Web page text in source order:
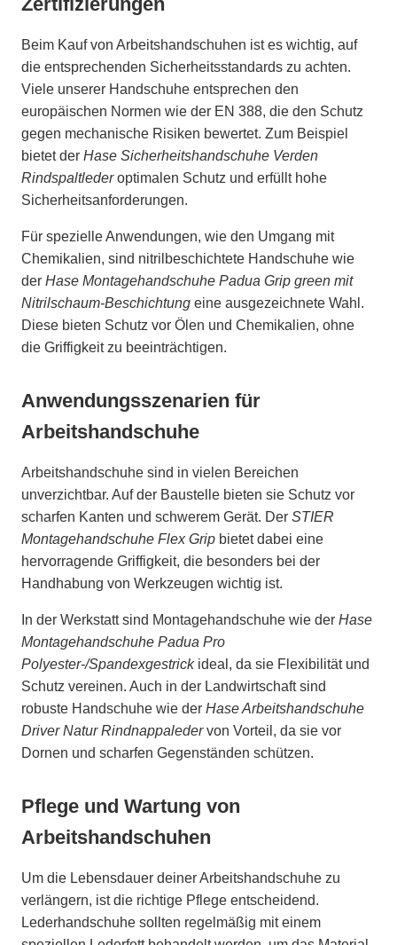
Beim Kauf von Arbeitshandschuhen ist es wichtig, auf
die entsprechenden Sicherheitsstandards zu achten.
Viele unserer Handschuhe entsprechen den
europäischen Normen wie der EN 388, die den Schutz
gegen mechanische Risiken bewertet. Zum Beispiel
bietet der Hase Sicherheitshandschuhe Verden
Rindspaltlederoptimalen Schutz und erfüllt hohe
Sicherheitsanforderungen.
Für spezielle Anwendungen, wie den Umgang mit
Chemikalien, sind nitrilbeschichtete Handschuhe wie
der Hase Montagehandschuhe Padua Grip green mit
Nitrilschaum-Beschichtung eine ausgezeichnete Wahl.
Diese bieten Schutz vor Ölen und Chemikalien, ohne
die Griffigkeit zu beeinträchtigen.
Anwendungsszenarien für
Arbeitshandschuhe
Arbeitshandschuhe sind in vielen Bereichen
unverzichtbar. Auf der Baustelle bieten sie Schutz vor
scharfen Kanten und schwerem Gerät. Der STIER
Montagehandschuhe Flex Grip bietet dabei eine
hervorragende Griffigkeit, die besonders bei der
Handhabung von Werkzeugen wichtig ist.
In der Werkstatt sind Montagehandschuhe wie der Hase
Montagehandschuhe Padua Pro
Polyester-/Spandexgestrickideal, da sie Flexibilität und
Schutz vereinen. Auch in der Landwirtschaft sind
robuste Handschuhe wie der Hase Arbeitshandschuhe
Driver Natur Rindnappaledervon Vorteil, da sie vor
Dornen und scharfen Gegenständen schützen.
Pflege und Wartung von
Arbeitshandschuhen
Um die Lebensdauer deiner Arbeitshandschuhe zu
verlängern, ist die richtige Pflege entscheidend.
Lederhandschuhe sollten regelmäßig mit einem